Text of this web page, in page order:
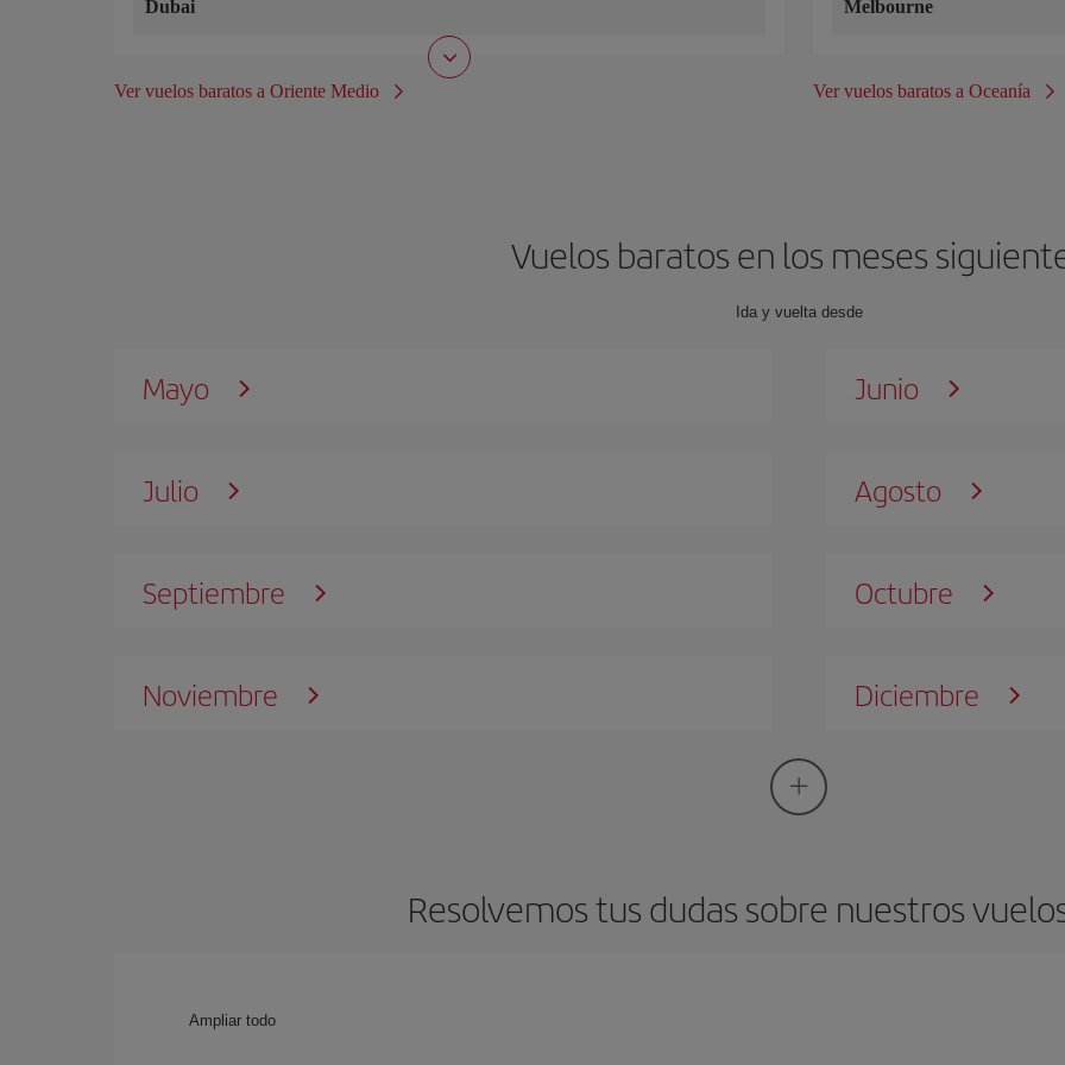
Dubai
Ver vuelos baratos a Oriente Medio
Melbourne
Ver vuelos baratos a Oceanía
Vuelos baratos en los meses
Ida y vuelta desde
Mayo Junio
Julio Agosto
Septiembre Octubre
Noviembre Diciembre
Resolvemos tus dudas sobre nuestros
Ampliar todo